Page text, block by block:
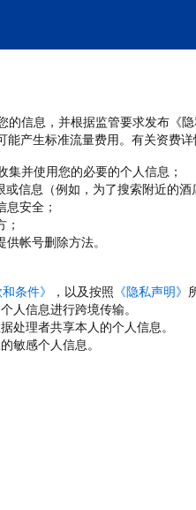
信息，并根据监管要求发布《
产生标准流量费用。有关资费
并使用您的必要的个人信息；
信息（例如，为了搜索附近的
安全；
帐号删除方法。
和条件》 ，以及按照 《隐私声明》
人信息进行跨境传输。
处理者共享本人的个人信息。
敏感个人信息。